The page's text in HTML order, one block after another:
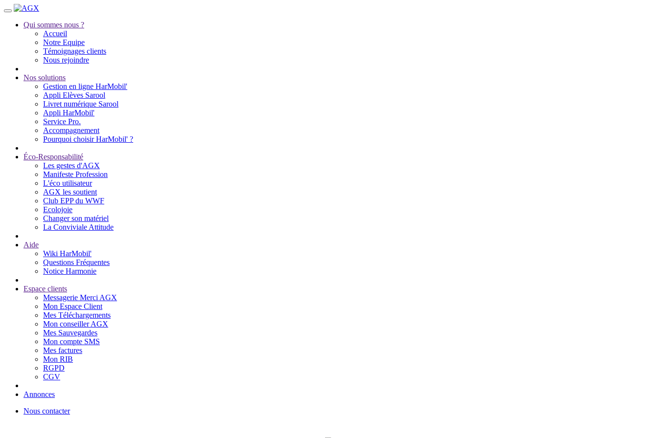
Qui sommes nous ?
Accueil
Notre Equipe
Témoignages clients
Nous rejoindre
Nos solutions
Gestion en ligne HarMobil'
Appli Elèves Sarool
Livret numérique Sarool
Appli HarMobil'
Service Pro.
Accompagnement
Pourquoi choisir HarMobil' ?
Éco-Responsabilité
Les gestes d'AGX
Manifeste Profession
L'éco utilisateur
AGX les soutient
Club EPP du WWF
Ecolojoie
Changer son matériel
La Conviviale Attitude
Aide
Wiki HarMobil'
Questions Fréquentes
Notice Harmonie
Espace clients
Messagerie Merci AGX
Mon Espace Client
Mes Téléchargements
Mon conseiller AGX
Mes Sauvegardes
Mon compte SMS
Mes factures
Mon RIB
RGPD
CGV
Annonces
Nous contacter